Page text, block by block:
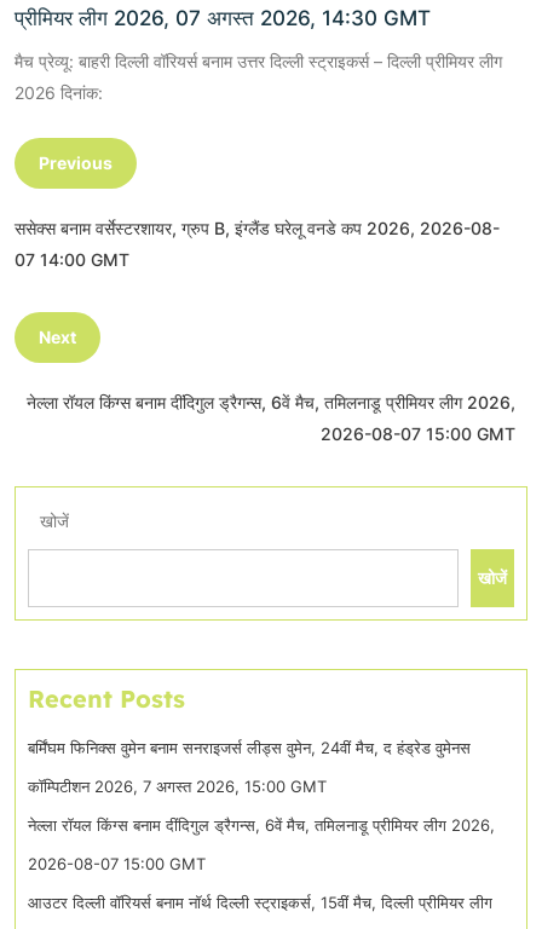
प्रीमियर लीग 2026, 07 अगस्त 2026, 14:30 GMT
मैच प्रेव्यू: बाहरी दिल्ली वॉरियर्स बनाम उत्तर दिल्ली स्ट्राइकर्स – दिल्ली प्रीमियर लीग
2026 दिनांक:
Previous
ससेक्स बनाम वर्सेस्टरशायर, ग्रुप B, इंग्लैंड घरेलू वनडे कप 2026, 2026-08-
07 14:00 GMT
Next
नेल्ला रॉयल किंग्स बनाम दींदिगुल ड्रैगन्स, 6वें मैच, तमिलनाडू प्रीमियर लीग 2026,
2026-08-07 15:00 GMT
खोजें
खोजें
Recent Posts
बर्मिंघम फिनिक्स वुमेन बनाम सनराइजर्स लीड्स वुमेन, 24वीं मैच, द हंड्रेड वुमेनस
कॉम्पिटीशन 2026, 7 अगस्त 2026, 15:00 GMT
नेल्ला रॉयल किंग्स बनाम दींदिगुल ड्रैगन्स, 6वें मैच, तमिलनाडू प्रीमियर लीग 2026,
2026-08-07 15:00 GMT
आउटर दिल्ली वॉरियर्स बनाम नॉर्थ दिल्ली स्ट्राइकर्स, 15वीं मैच, दिल्ली प्रीमियर लीग